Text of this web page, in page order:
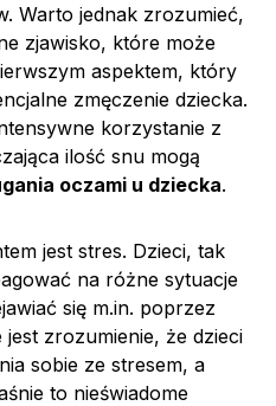
Warto jednak zrozumieć,
zjawisko, które może
aspektem, który
zmęczenie dziecka.
korzystanie z
ilość snu mogą
oczami u dziecka.
jest stres. Dzieci, tak
na różne sytuacje
się m.in. poprzez
jest zrozumienie, że dzieci
sobie ze stresem, a
to nieświadome